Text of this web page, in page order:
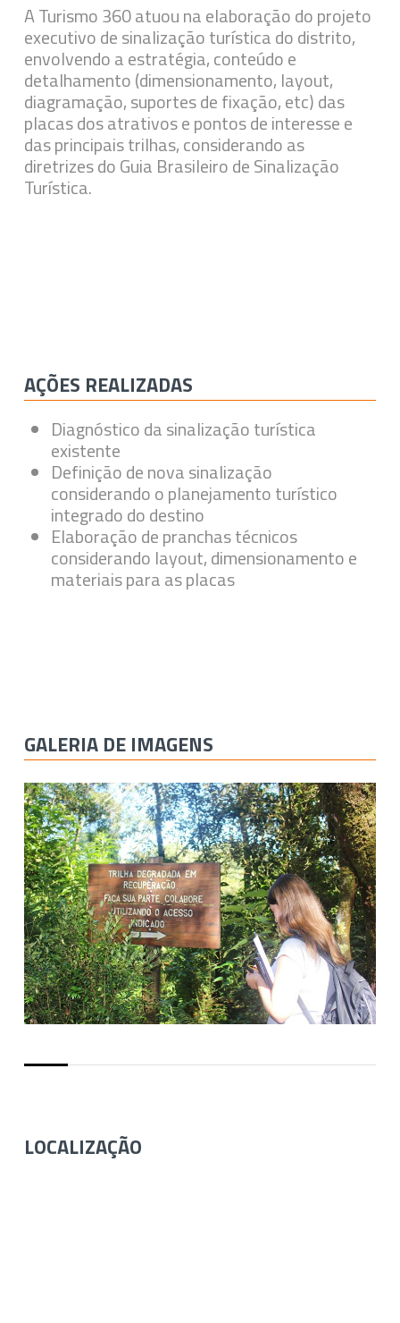
A Turismo 360 atuou na elaboração do projeto
executivo de sinalização turística do distrito,
envolvendo a estratégia, conteúdo e
detalhamento (dimensionamento, layout,
diagramação, suportes de fixação, etc) das
placas dos atrativos e pontos de interesse e
das principais trilhas, considerando as
diretrizes do Guia Brasileiro de Sinalização
Turística.
AÇÕES REALIZADAS
Diagnóstico da sinalização turística
existente
Definição de nova sinalização
considerando o planejamento turístico
integrado do destino
Elaboração de pranchas técnicos
considerando layout, dimensionamento e
materiais para as placas
GALERIA DE IMAGENS
LOCALIZAÇÃO